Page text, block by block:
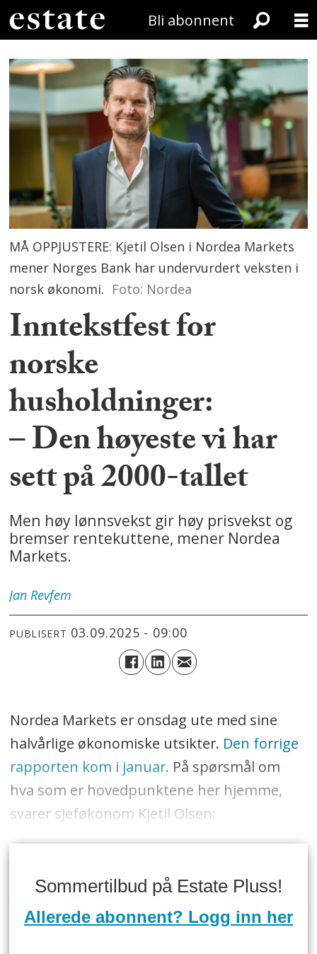
Bli abonnent
MÅ OPPJUSTERE: Kjetil Olsen i Nordea Markets
mener Norges Bank har undervurdert veksten i
norsk økonomi. Foto: Nordea
Inntekstfest for
norske
husholdninger:
– Den høyeste vi har
sett på 2000-tallet
Men høy lønnsvekst gir høy prisvekst og
bremser rentekuttene, mener Nordea
Markets.
Jan Revfem
PUBLISERT 03.09.2025 - 09:00
Nordea Markets er onsdag ute med sine
halvårlige økonomiske utsikter. Den forrige
rapporten kom i januar. På spørsmål om
hva som er hovedpunktene her hjemme,
svarer sjeføkonom Kjetil Olsen:
Sommertilbud på Estate Pluss!
Allerede abonnent? Logg inn her